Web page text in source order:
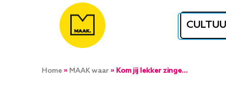
Kruimelpad
Home MAAK waar Kom jij lekker zingen bij Vocal Center?